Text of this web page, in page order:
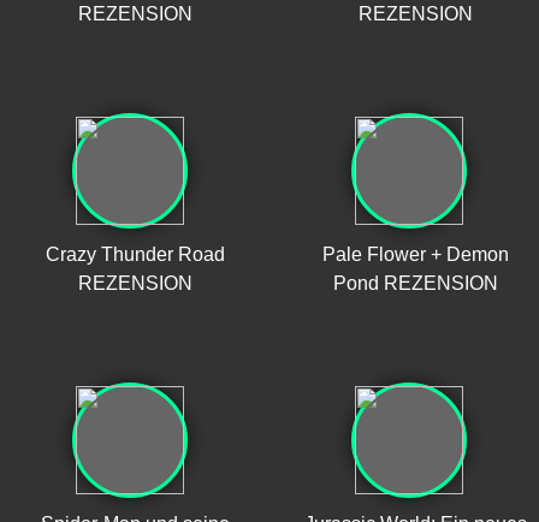
REZENSION
REZENSION
Crazy Thunder Road
REZENSION
Pale Flower + Demon
Pond REZENSION